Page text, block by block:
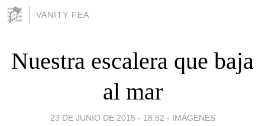
VANITY FEA
Nuestra escalera que baja
al mar
23 DE JUNIO DE 2015 - 18:52 - IMÁGENES